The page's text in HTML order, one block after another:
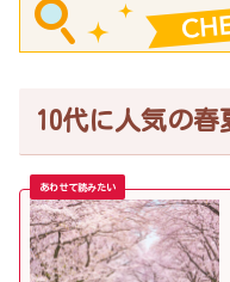
10代に人気の春